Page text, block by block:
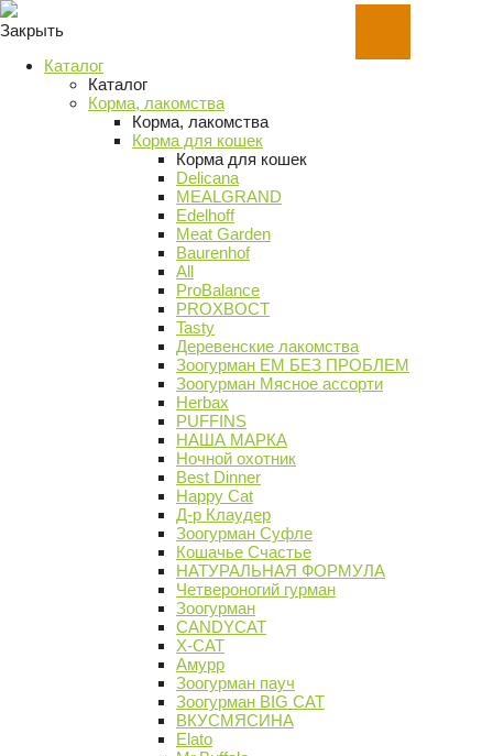
Закрыть
Каталог
Каталог
Корма, лакомства
Корма, лакомства
Корма для кошек
Корма для кошек
Delicana
MEALGRAND
Edelhoff
Meat Garden
Baurenhof
All
ProBalance
PROХВОСТ
Tasty
Деревенские лакомства
Зоогурман ЕМ БЕЗ ПРОБЛЕМ
Зоогурман Мясное ассорти
Herbax
PUFFINS
НАША МАРКА
Ночной охотник
Best Dinner
Happy Cat
Д-р Клаудер
Зоогурман Суфле
Кошачье Счастье
НАТУРАЛЬНАЯ ФОРМУЛА
Четвероногий гурман
Зоогурман
CANDYCAT
X-CAT
Амурр
Зоогурман пауч
Зоогурман BIG CAT
ВКУСМЯСИНА
Elato